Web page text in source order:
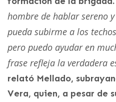
hombre de hablar sereno
pueda subirme a los
pero puedo ayudar en
frase refleja la verdadera
relató Mellado,
Vera, quien, a pesar de